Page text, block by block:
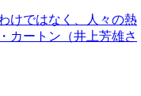
けではなく、人々の熱
カートン（井上芳雄さ